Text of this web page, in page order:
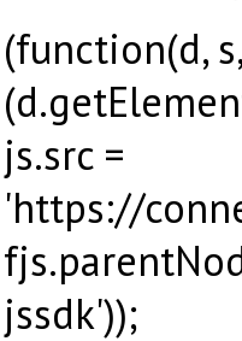
(function(d,
js.src =
'https://
jssdk'));